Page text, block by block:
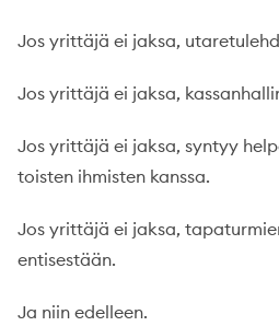
Jos yrittäjä ei jaksa,
Jos yrittäjä ei jaksa,
Jos yrittäjä ei jaksa, syntyy
toisten ihmisten kanssa.
Jos yrittäjä ei jaksa,
entisestään.
Ja niin edelleen.